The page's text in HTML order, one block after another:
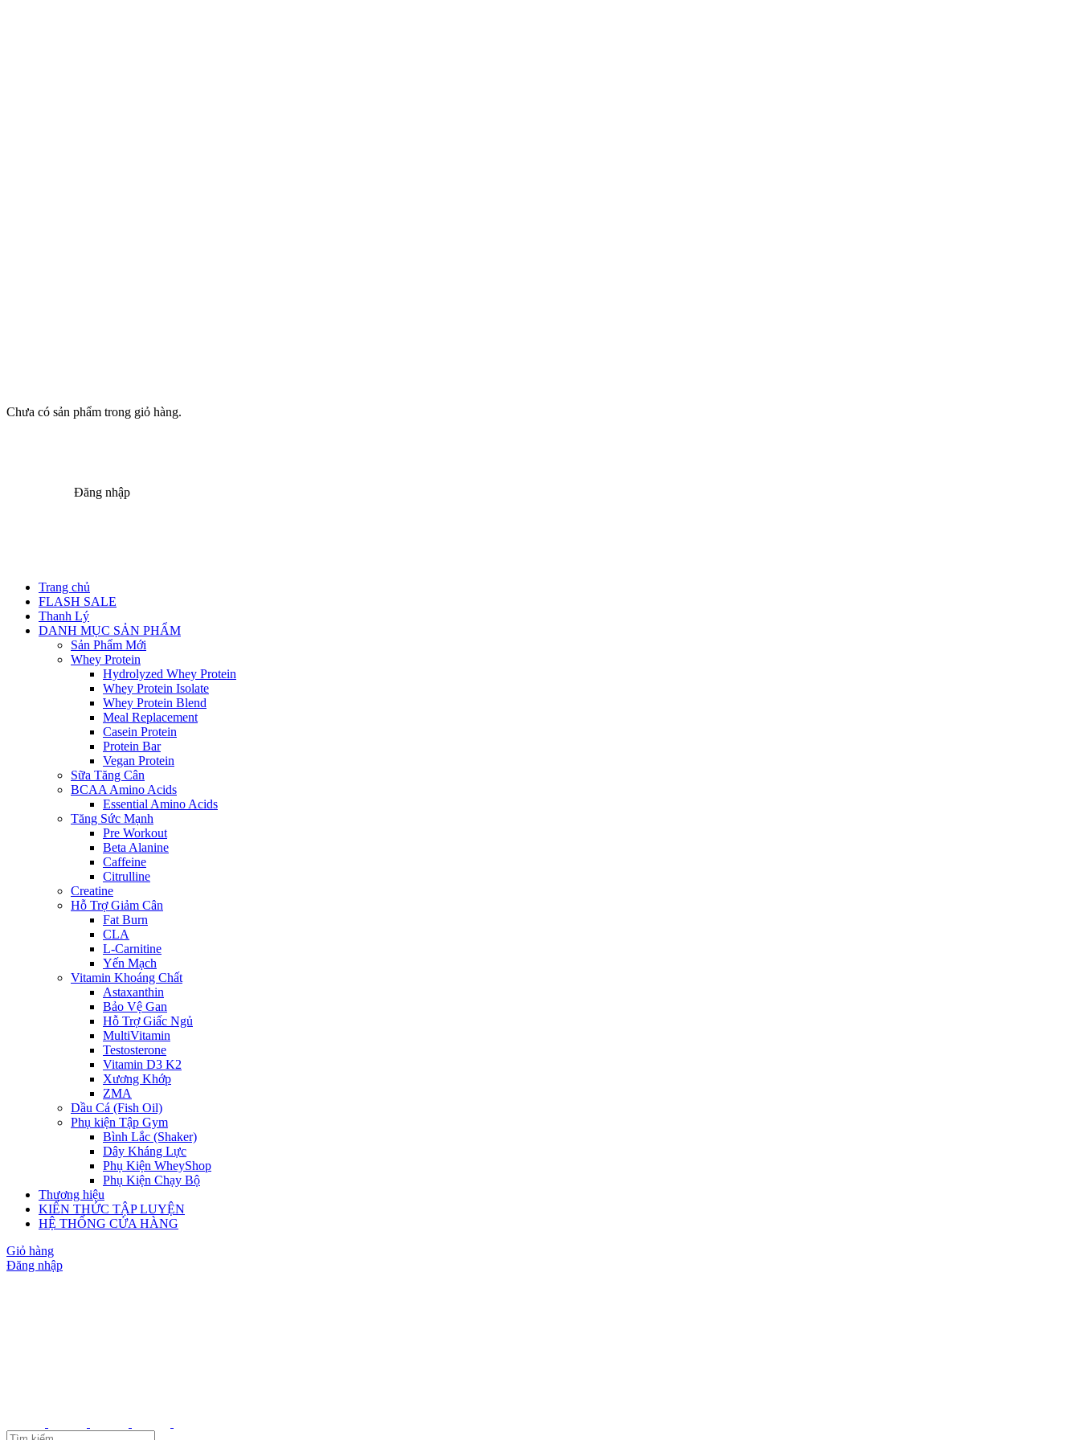
Chưa có sản phẩm trong giỏ hàng.
Đăng nhập
Trang chủ
FLASH SALE
Thanh Lý
DANH MỤC SẢN PHẨM
Sản Phẩm Mới
Whey Protein
Hydrolyzed Whey Protein
Whey Protein Isolate
Whey Protein Blend
Meal Replacement
Casein Protein
Protein Bar
Vegan Protein
Sữa Tăng Cân
BCAA Amino Acids
Essential Amino Acids
Tăng Sức Mạnh
Pre Workout
Beta Alanine
Caffeine
Citrulline
Creatine
Hỗ Trợ Giảm Cân
Fat Burn
CLA
L-Carnitine
Yến Mạch
Vitamin Khoáng Chất
Astaxanthin
Bảo Vệ Gan
Hỗ Trợ Giấc Ngủ
MultiVitamin
Testosterone
Vitamin D3 K2
Xương Khớp
ZMA
Dầu Cá (Fish Oil)
Phụ kiện Tập Gym
Bình Lắc (Shaker)
Dây Kháng Lực
Phụ Kiện WheyShop
Phụ Kiện Chạy Bộ
Thương hiệu
KIẾN THỨC TẬP LUYỆN
HỆ THỐNG CỬA HÀNG
Giỏ hàng
Đăng nhập